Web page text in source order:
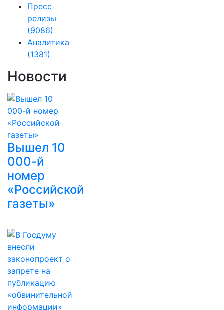
Пресс
релизы
(9086)
Аналитика
(1381)
Новости
Вышел 10
000-й
номер
«Российской
газеты»